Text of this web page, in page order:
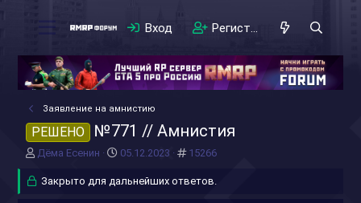
Вход Регистрация
Заявление на амнистию
РЕШЕНО №771 // Амнистия
А
т
Дëма Есенин
Д
т
05.12.2023 #15266
Закрыто для дальнейших ответов.